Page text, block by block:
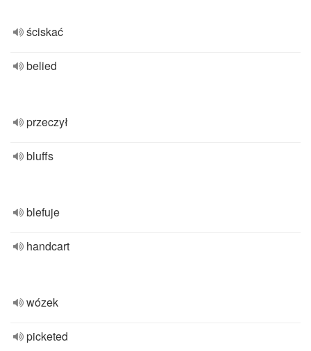
ściskać
belied
przeczył
bluffs
blefuje
handcart
wózek
picketed